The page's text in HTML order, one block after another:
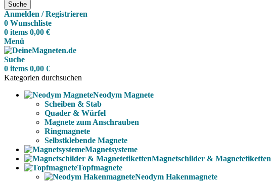
Suche
Anmelden / Registrieren
0 Wunschliste
0 items 0,00 €
Menü
Suche
0 items 0,00 €
Kategorien durchsuchen
Neodym Magnete
Scheiben & Stab
Quader & Würfel
Magnete zum Anschrauben
Ringmagnete
Selbstklebende Magnete
Magnetsysteme
Magnetschilder & Magnetetiketten
Topfmagnete
Neodym Hakenmagnete